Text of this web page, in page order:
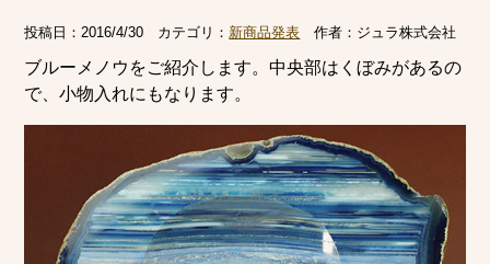
投稿日：2016/4/30 カテゴリ： 新商品発表 作者： ジュラ株式会社
ブルーメノウをご紹介します。中央部はくぼみがあるの
で、小物入れにもなります。